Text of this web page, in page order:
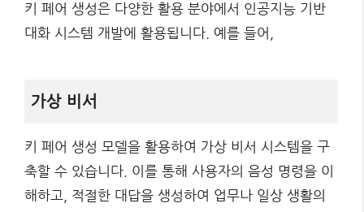
키 페어 생성은 다양한 활용 분야에서 인공지능 기반
대화 시스템 개발에 활용됩니다. 예를 들어,
가상 비서
키 페어 생성 모델을 활용하여 가상 비서 시스템을 구
축할 수 있습니다. 이를 통해 사용자의 음성 명령을 이
해하고, 적절한 대답을 생성하여 업무나 일상 생활의